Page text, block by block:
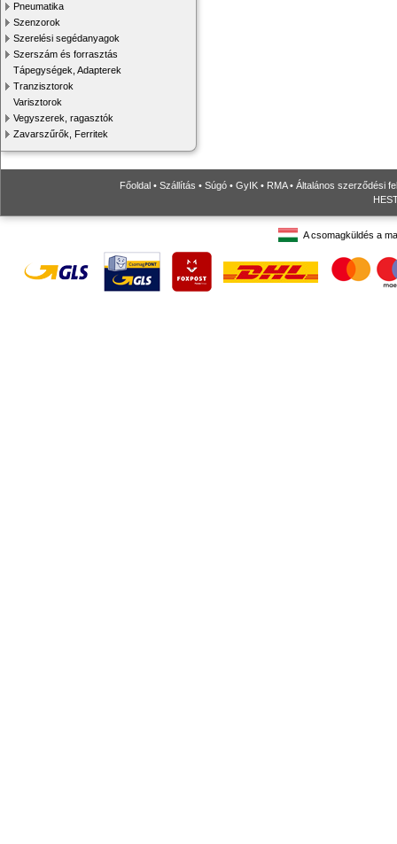
Pneumatika
Szenzorok
Szerelési segédanyagok
Szerszám és forrasztás
Tápegységek, Adapterek
Tranzisztorok
Varisztorok
Vegyszerek, ragasztók
Zavarszűrők, Ferritek
Főoldal • Szállítás • Súgó • GyIK • RMA• Általános szerződési
A csomagküldés a